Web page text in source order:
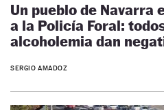
Un pueblo de Navarra
a la Policía Foral:
alcoholemia dan
SERGIO AMADOZ